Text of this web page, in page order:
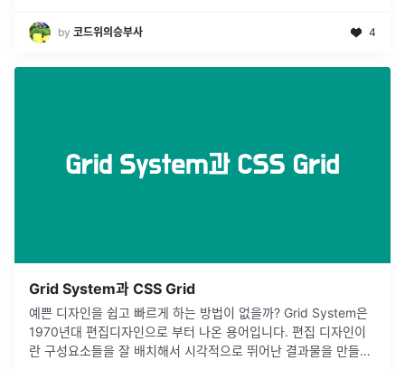
by 코드위의승부사 4
Grid System과 CSS Grid
예쁜 디자인을 쉽고 빠르게 하는 방법이 없을까? Grid System은
1970년대 편집디자인으로 부터 나온 용어입니다. 편집 디자인이
란 구성요소들을 잘 배치해서 시각적으로 뛰어난 결과물을 만들어